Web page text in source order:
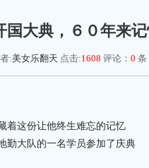
国大典，６０年来
:美女乐翻天 点击:1608 评论： 0 条
着这份让他终生难忘的记忆
勤大队的一名学员参加了庆典